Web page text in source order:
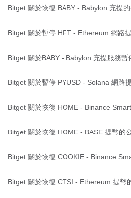
Bitget 關於恢復 BABY - Babylon 充提
Bitget 關於暫停 HFT - Ethereum 網路
Bitget 關於BABY - Babylon 充提服務暫
Bitget 關於暫停 PYUSD - Solana 網路
Bitget 關於恢復 HOME - Binance
Bitget 關於恢復 HOME - BASE 提幣的
Bitget 關於恢復 COOKIE - Binance
Bitget 關於恢復 CTSI - Ethereum 提幣